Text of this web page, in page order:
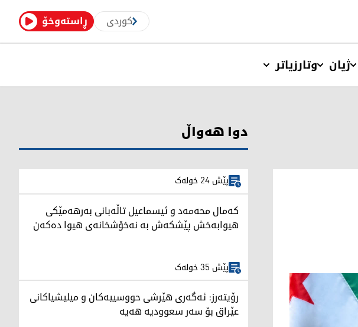
ڕاستەوخۆ کوردی
ژیان وتارزیاتر
دوا هەواڵ
پێش 24 خولەک
کەمال محەمەد و ئیسماعیل تاڵەبانی بەرهەمێکی
هیوابەخش پێشکەش بە نەخۆشخانەی هیوا دەکەن
پێش 35 خولەک
رۆیتەرز: ئەگەری هێرشی حووسییەکان و میلیشیاکانی
عێراق بۆ سەر سعوودیە هەیە